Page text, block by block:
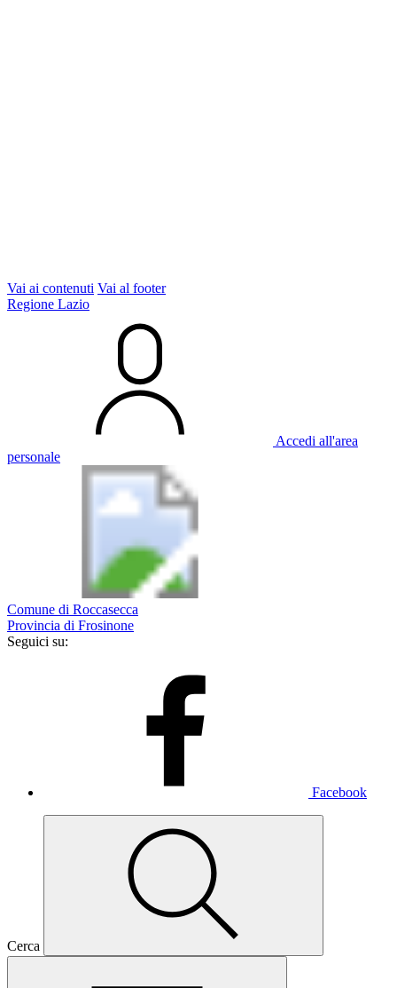
Vai ai contenuti Vai al footer
Regione Lazio
Accedi all'area
personale
Comune di Roccasecca
Provincia di Frosinone
Seguici su:
Facebook
Cerca